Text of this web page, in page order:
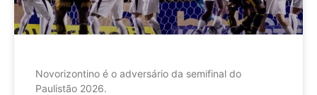
Novorizontino é o adversário da semifinal do
Paulistão 2026.